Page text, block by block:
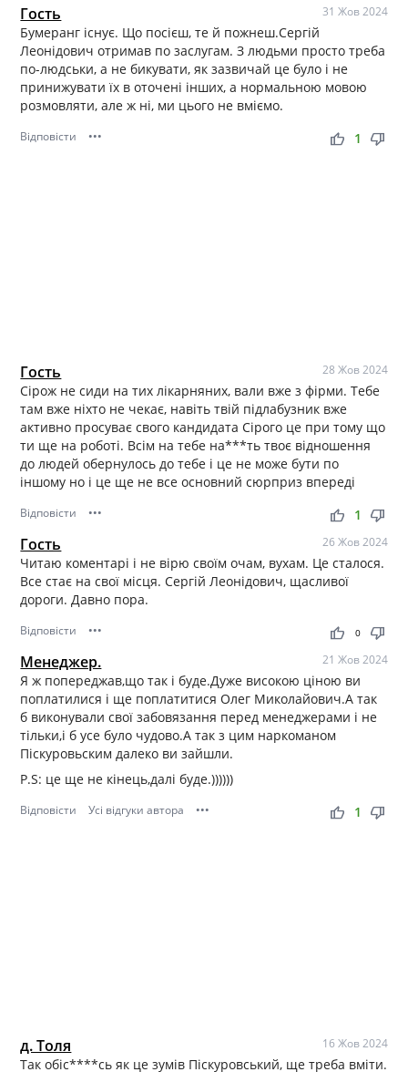
Гость 31 Жов 2024
Бумеранг існує. Що посієш, те й пожнеш.Сергій
Леонідович отримав по заслугам. З людьми просто треба
по-людськи, а не бикувати, як зазвичай це було і не
принижувати їх в оточені інших, а нормальною мовою
розмовляти, але ж ні, ми цього не вміємо.
Відповісти ••• thumb_up thumb_down
1
Гость 28 Жов 2024
Сірож не сиди на тих лікарняних, вали вже з фірми. Тебе
там вже ніхто не чекає, навіть твій підлабузник вже
активно просуває свого кандидата Сірого це при тому що
ти ще на роботі. Всім на тебе на***ть твоє відношення
до людей обернулось до тебе і це не може бути по
іншому но і це ще не все основний сюрприз впереді
Відповісти ••• thumb_up thumb_down
1
Гость 26 Жов 2024
Читаю коментарі і не вірю своїм очам, вухам. Це сталося.
Все стає на свої місця. Сергій Леонідович, щасливої
дороги. Давно пора.
Відповісти ••• thumb_up thumb_down
0
Менеджер. 21 Жов 2024
Я ж попереджав,що так і буде.Дуже високою ціною ви
поплатилися і ще поплатитися Олег Миколайович.А так
б виконували свої забовязання перед менеджерами і не
тільки,і б усе було чудово.А так з цим наркоманом
Піскуровьским далеко ви зайшли.
P.S: це ще не кінець,далі буде.))))))
Відповісти Усі відгуки автора ••• thumb_up thumb_down
1
д. Толя 16 Жов 2024
Так обіс****сь як це зумів Піскуровський, ще треба вміти.